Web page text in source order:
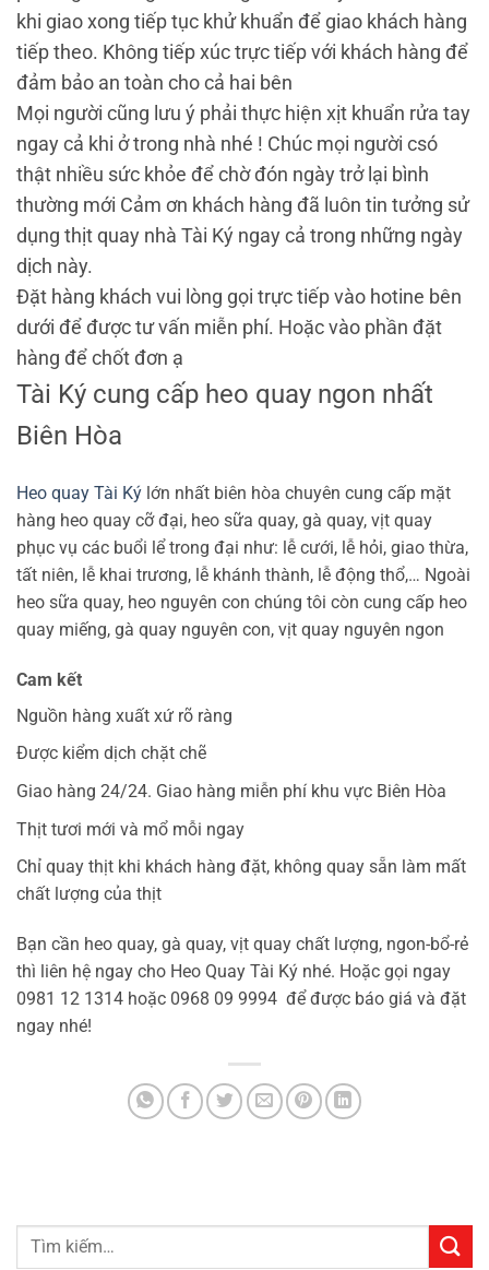
khi giao xong tiếp tục khử khuẩn để giao khách hàng
tiếp theo. Không tiếp xúc trực tiếp với khách hàng để
đảm bảo an toàn cho cả hai bên
Mọi người cũng lưu ý phải thực hiện xịt khuẩn rửa tay
ngay cả khi ở trong nhà nhé ! Chúc mọi người csó
thật nhiều sức khỏe để chờ đón ngày trở lại bình
thường mới Cảm ơn khách hàng đã luôn tin tưởng sử
dụng thịt quay nhà Tài Ký ngay cả trong những ngày
dịch này.
Đặt hàng khách vui lòng gọi trực tiếp vào hotine bên
dưới để được tư vấn miễn phí. Hoặc vào phần đặt
hàng để chốt đơn ạ
Tài Ký cung cấp heo quay ngon nhất
Biên Hòa
Heo quay Tài Ký lớn nhất biên hòa chuyên cung cấp mặt
hàng heo quay cỡ đại, heo sữa quay, gà quay, vịt quay
phục vụ các buổi lể trong đại như: lễ cưới, lễ hỏi, giao thừa,
tất niên, lễ khai trương, lễ khánh thành, lễ động thổ,… Ngoài
heo sữa quay, heo nguyên con chúng tôi còn cung cấp heo
quay miếng, gà quay nguyên con, vịt quay nguyên ngon
Cam kết
Nguồn hàng xuất xứ rõ ràng
Được kiểm dịch chặt chẽ
Giao hàng 24/24. Giao hàng miễn phí khu vực Biên Hòa
Thịt tươi mới và mổ mỗi ngay
Chỉ quay thịt khi khách hàng đặt, không quay sẵn làm mất
chất lượng của thịt
Bạn cần heo quay, gà quay, vịt quay chất lượng, ngon-bổ-rẻ
thì liên hệ ngay cho Heo Quay Tài Ký nhé. Hoặc gọi ngay
0981 12 1314 hoặc 0968 09 9994 để được báo giá và đặt
ngay nhé!